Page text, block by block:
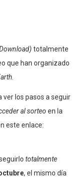
totalmente
que han organizado
ver los pasos a seguir
al sorteo en la
este enlace:
totalmente
, el mismo día